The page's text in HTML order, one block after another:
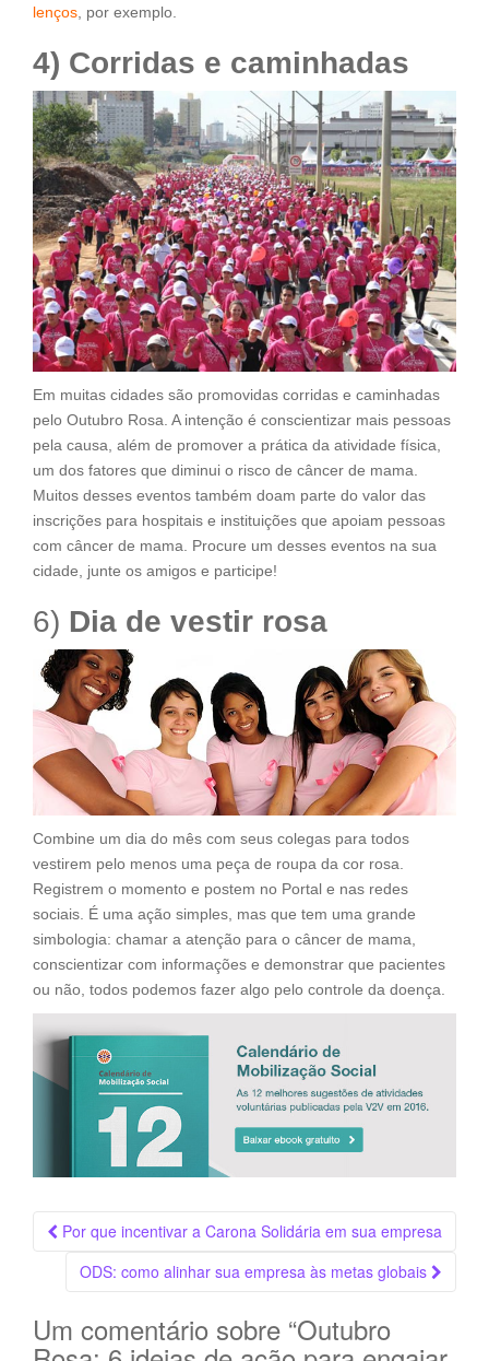
lenços , por exemplo.
4) Corridas e caminhadas
Em muitas cidades são promovidas corridas e caminhadas
pelo Outubro Rosa. A intenção é conscientizar mais pessoas
pela causa, além de promover a prática da atividade física,
um dos fatores que diminui o risco de câncer de mama.
Muitos desses eventos também doam parte do valor das
inscrições para hospitais e instituições que apoiam pessoas
com câncer de mama. Procure um desses eventos na sua
cidade, junte os amigos e participe!
6) Dia de vestir rosa
Combine um dia do mês com seus colegas para todos
vestirem pelo menos uma peça de roupa da cor rosa.
Registrem o momento e postem no Portal e nas redes
sociais. É uma ação simples, mas que tem uma grande
simbologia: chamar a atenção para o câncer de mama,
conscientizar com informações e demonstrar que pacientes
ou não, todos podemos fazer algo pelo controle da doença.
Navegação
Postagem
Por que incentivar a Carona Solidária em sua empresa
ODS: como alinhar sua empresa às metas globais
Um comentário sobre “Outubro